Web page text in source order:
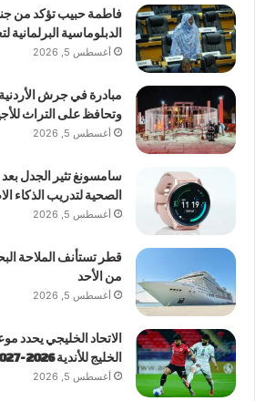
فاطمة حبيب تؤكد من
الدبلوماسية البرلمانية
أغسطس 5, 2026
مبادرة في جرش الأردنية
وتحافظ على التراث
أغسطس 5, 2026
سامسونغ تثير الجدل
الصحية لتدريب الذكاء
أغسطس 5, 2026
قطر تستأنف الملاحة
من الأحد
أغسطس 5, 2026
الاتحاد الخليجي يحدد
الخليج للأندية 2026-2027
أغسطس 5, 2026